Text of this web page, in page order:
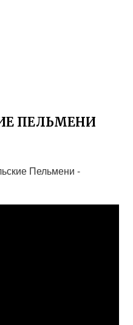
ПЕЛЬМЕНИ
Пельмени -